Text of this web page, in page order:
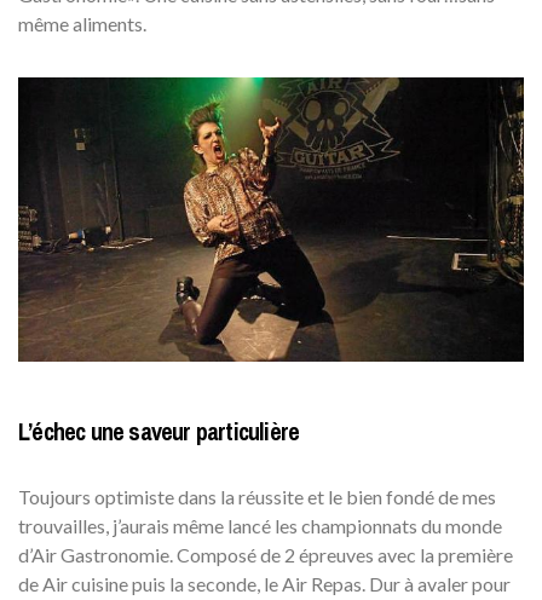
même aliments.
L’échec une saveur particulière
Toujours optimiste dans la réussite et le bien fondé de mes
trouvailles, j’aurais même lancé les championnats du monde
d’Air Gastronomie. Composé de 2 épreuves avec la première
de Air cuisine puis la seconde, le Air Repas. Dur à avaler pour